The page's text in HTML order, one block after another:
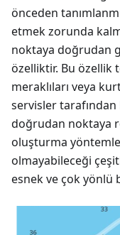
önceden
etmek zorunda
noktaya doğrudan
özelliktir. Bu özellik
meraklıları veya
servisler tarafından
doğrudan noktaya
oluşturma
olmayabileceği
esnek ve çok yönlü